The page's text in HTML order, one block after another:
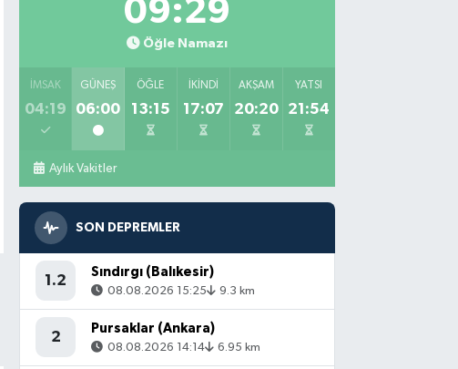
09:28
Öğle Namazı
İMSAK
04:19
GÜNEŞ
06:00
ÖĞLE
13:15
İKINDI
17:07
AKŞAM
20:20
YATSI
21:54
Aylık Vakitler
SON DEPREMLER
1.2
Sındırgı (Balıkesir)
08.08.2026 15:25 9.3 km
2
Pursaklar (Ankara)
08.08.2026 14:14 6.95 km